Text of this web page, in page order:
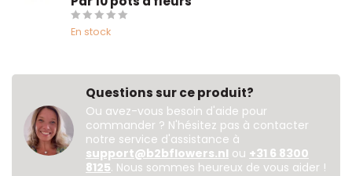
En stock
Questions sur ce produit?
Ou avez-vous besoin d'aide pour
commander ? N'hésitez pas à contacter
notre service d'assistance à
support@b2bflowers.nl ou +31 6 8300
8125. Nous sommes heureux de vous aider !